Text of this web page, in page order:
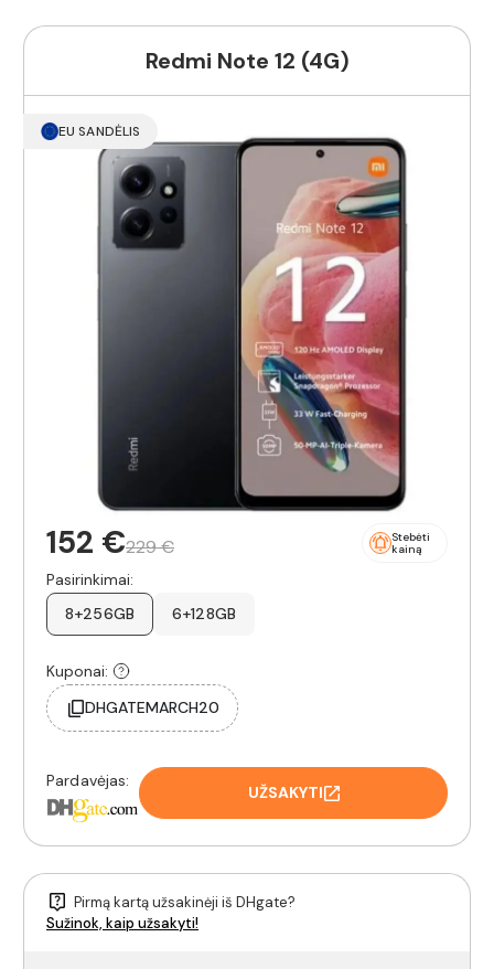
Redmi Note 12 (4G)
EU SANDĖLIS
152 €229 €
Stebėti
kainą
Pasirinkimai:
8+256GB
6+128GB
Kuponai:
DHGATEMARCH20
Pardavėjas:
UŽSAKYTI
Pirmą kartą užsakinėji iš DHgate?
Sužinok, kaip užsakyti!